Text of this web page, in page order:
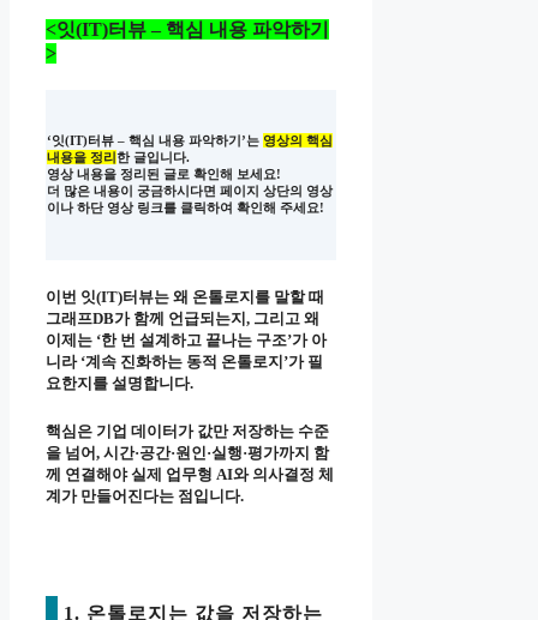
<잇(IT)터뷰 – 핵심 내용 파악하기
>
‘잇(IT)터뷰 – 핵심 내용 파악하기’는 영상의 핵심
내용을 정리한 글입니다.
영상 내용을 정리된 글로 확인해 보세요!
더 많은 내용이 궁금하시다면 페이지 상단의 영상
이나 하단 영상 링크를 클릭하여 확인해 주세요!
이번 잇(IT)터뷰는 왜 온톨로지를 말할 때
그래프DB가 함께 언급되는지, 그리고 왜
이제는 ‘한 번 설계하고 끝나는 구조’가 아
니라 ‘계속 진화하는 동적 온톨로지’가 필
요한지를 설명합니다.
핵심은 기업 데이터가 값만 저장하는 수준
을 넘어, 시간·공간·원인·실행·평가까지 함
께 연결해야 실제 업무형 AI와 의사결정 체
계가 만들어진다는 점입니다.
1. 온톨로지는 값을 저장하는